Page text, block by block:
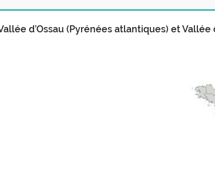
d’Ossau (Pyrénées atlantiques) et